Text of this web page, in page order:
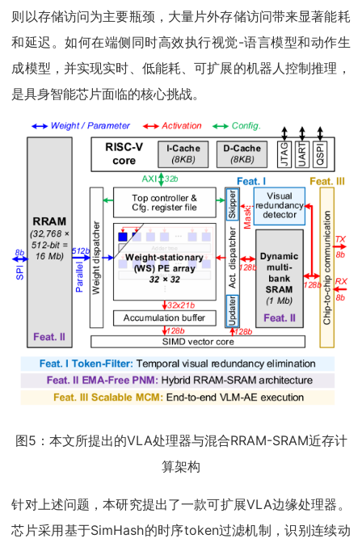
则以存储访问为主要瓶颈，大量片外存储访问带来显著能耗
和延迟。如何在端侧同时高效执行视觉-语言模型和动作生
成模型，并实现实时、低能耗、可扩展的机器人控制推理，
是具身智能芯片面临的核心挑战。
图5：本文所提出的VLA处理器与混合RRAM-SRAM近存计
算架构
针对上述问题，本研究提出了一款可扩展VLA边缘处理器。
芯片采用基于SimHash的时序token过滤机制，识别连续动